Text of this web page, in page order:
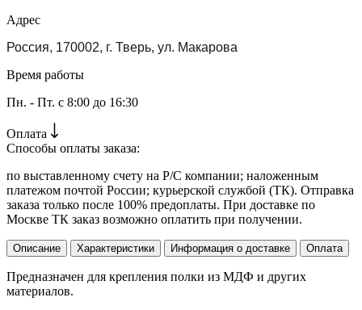
Адрес
Россия, 170002, г. Тверь, ул. Макарова
Время работы
Пн. - Пт. с 8:00 до 16:30
Оплата
Способы оплаты заказа:
по выставленному счету на Р/С компании; наложенным
платежом почтой России; курьерской службой (ТК). Отправка
заказа только после 100% предоплаты. При доставке по
Москве ТК заказ возможно оплатить при получении.
Описание Характеристики Информация о доставке Оплата
Предназначен для крепления полки из МДФ и других
материалов.